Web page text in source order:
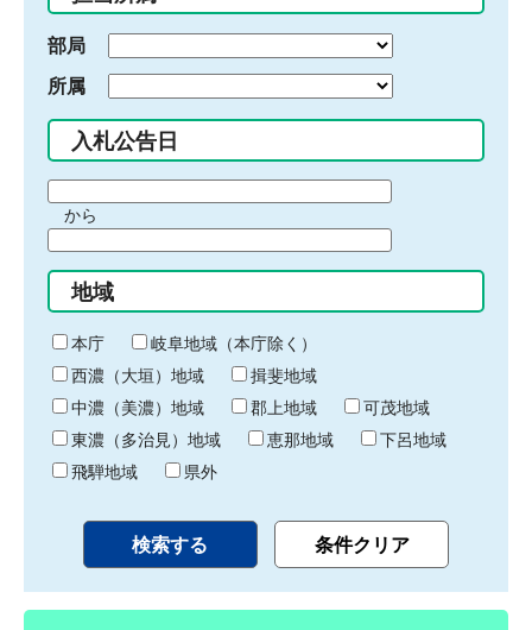
力
部局
所属
入札公告日
間
始
り
から
間
終
わ
り
地域
本庁
岐阜地域（本庁除く）
西濃（大垣）地域
揖斐地域
中濃（美濃）地域
郡上地域
可茂地域
東濃（多治見）地域
恵那地域
下呂地域
飛騨地域
県外